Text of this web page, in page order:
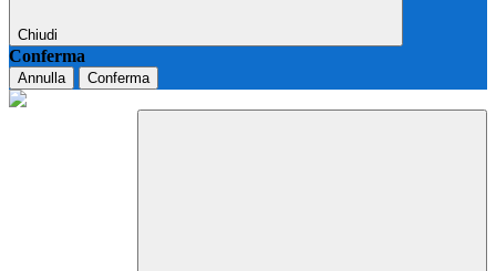
Chiudi
Conferma
Annulla Conferma